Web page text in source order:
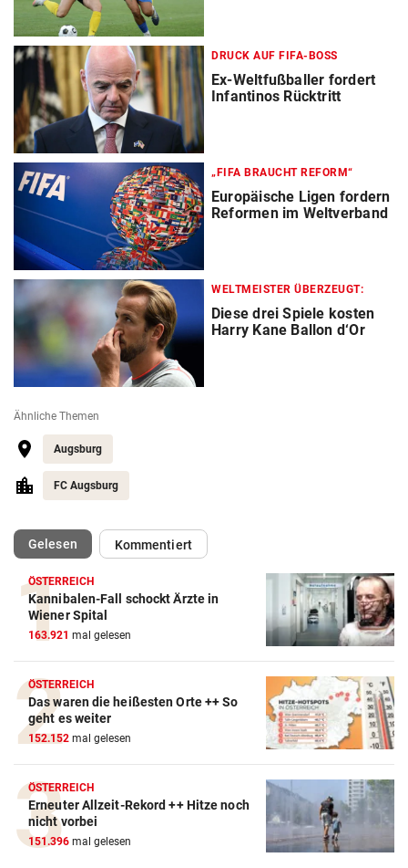
DRUCK AUF FIFA-BOSS
Ex-Weltfußballer fordert
Infantinos Rücktritt
„FIFA BRAUCHT REFORM“
Europäische Ligen fordern
Reformen im Weltverband
WELTMEISTER ÜBERZEUGT:
Diese drei Spiele kosten
Harry Kane Ballon d‘Or
Ähnliche Themen
Augsburg
FC Augsburg
Gelesen(ausgewählt)Kommentiert
ÖSTERREICH
Kannibalen-Fall schockt Ärzte in
Wiener Spital
163.921 mal gelesen
ÖSTERREICH
Das waren die heißesten Orte ++ So
geht es weiter
152.152 mal gelesen
ÖSTERREICH
Erneuter Allzeit-Rekord ++ Hitze noch
nicht vorbei
151.396 mal gelesen